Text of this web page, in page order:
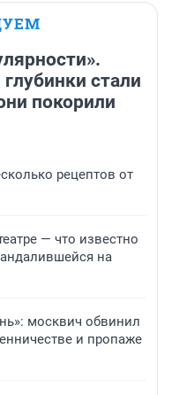
стали
покорили
рецептов от
— что известно
на
москвич обвинил
и пропаже